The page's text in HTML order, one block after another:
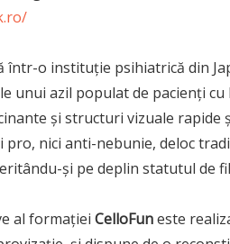
într-o instituție psihiatrică din
unui azil populat de pacienți
și structuri vizuale rapide
pro, nici anti-nebunie, deloc
și pe deplin statutul de
al formației CelloFuneste